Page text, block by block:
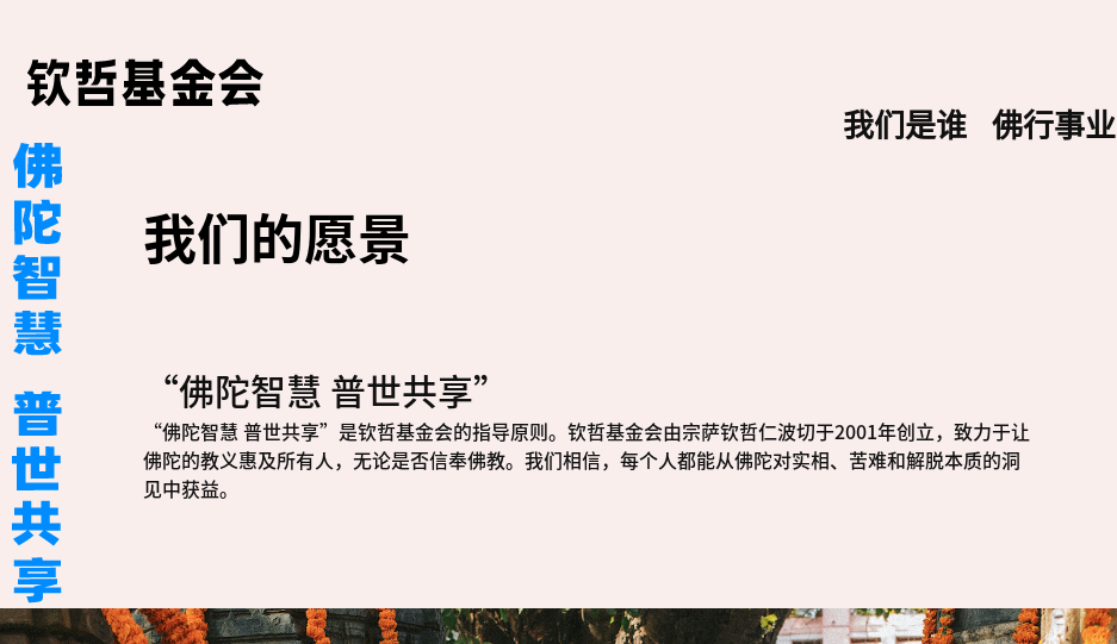
我们是谁 佛行事业
我们的愿景
“佛陀智慧 普世共享”
“佛陀智慧 普世共享”是钦哲基金会的指导原则。钦哲基金会由宗萨钦哲仁波切于2001年创立，致力于让
佛陀的教义惠及所有人，无论是否信奉佛教。我们相信，每个人都能从佛陀对实相、苦难和解脱本质的洞
见中获益。